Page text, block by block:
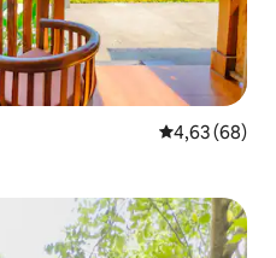
Средна
4,63 (68)